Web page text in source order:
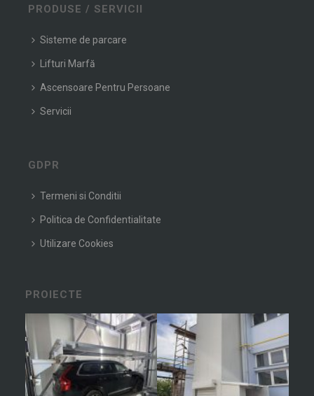
PRODUSE / SERVICII
Sisteme de parcare
Lifturi Marfă
Ascensoare Pentru Persoane
Servicii
GDPR
Termeni si Conditii
Politica de Confidentialitate
Utilizare Cookies
PROIECTE